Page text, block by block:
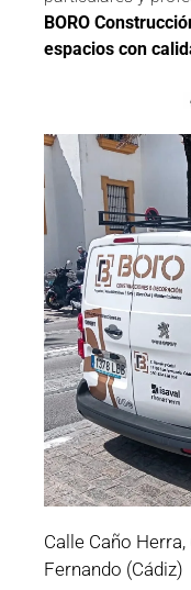
BORO
espacios con
Calle Caño Herra,
Fernando (Cádiz)